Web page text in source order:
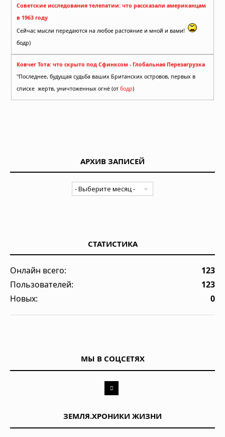
Советские исследования телепатии: что рассказали американцам
в 1963 году
Сейчас мысли передаются на любое растояние и мной и вами!
бодр)
Ковчег Тота: что скрыто под Сфинксом - Глобальная Перезагрузка
"Последнее, будущая судьба ваших Британских островов, первых в
списке жертв, уничтоженных огнё (от бодр)
АРХИВ ЗАПИСЕЙ
СТАТИСТИКА
Онлайн всего:
123
Пользователей:
123
Новых:
0
МЫ В СОЦСЕТЯХ
ЗЕМЛЯ.ХРОНИКИ ЖИЗНИ